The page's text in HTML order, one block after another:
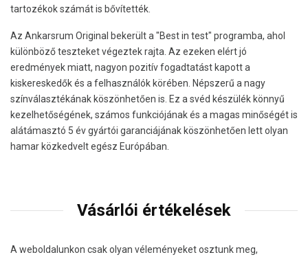
tartozékok számát is bővítették.
Az Ankarsrum Original bekerült a "Best in test" programba, ahol
különböző teszteket végeztek rajta. Az ezeken elért jó
eredmények miatt, nagyon pozitív fogadtatást kapott a
kiskereskedők és a felhasználók körében. Népszerű a nagy
színválasztékának köszönhetően is. Ez a svéd készülék könnyű
kezelhetőségének, számos funkciójának és a magas minőségét is
alátámasztó 5 év gyártói garanciájának köszönhetően lett olyan
hamar közkedvelt egész Európában.
Vásárlói értékelések
A weboldalunkon csak olyan véleményeket osztunk meg,